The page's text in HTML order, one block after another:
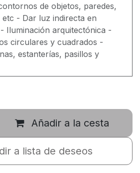
de objetos, paredes,
- Dar luz indirecta en
Iluminación arquitectónica -
circulares y cuadrados -
estanterías, pasillos y
Añadir a la cesta
a lista de deseos